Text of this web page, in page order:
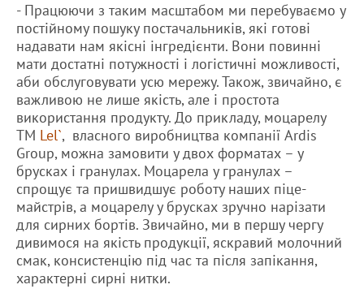
- Працюючи з таким масштабом ми перебуваємо у
постійному пошуку постачальників, які готові
надавати нам якісні інгредієнти. Вони повинні
мати достатні потужності і логістичні можливості,
аби обслуговувати усю мережу. Також, звичайно, є
важливою не лише якість, але і простота
використання продукту. До прикладу, моцарелу
ТМ Lel`, власного виробництва компанії Ardis
Group, можна замовити у двох форматах – у
брусках і гранулах. Моцарела у гранулах –
спрощує та пришвидшує роботу наших піце-
майстрів, а моцарелу у брусках зручно нарізати
для сирних бортів. Звичайно, ми в першу чергу
дивимося на якість продукції, яскравий молочний
смак, консистенцію під час та після запікання,
характерні сирні нитки.